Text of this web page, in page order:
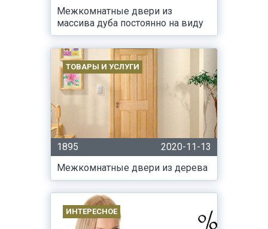
Межкомнатные двери из
массива дуба постоянно на виду
ТОВАРЫ И УСЛУГИ
1895
2020-11-13
Межкомнатные двери из дерева
ИНТЕРЕСНОЕ